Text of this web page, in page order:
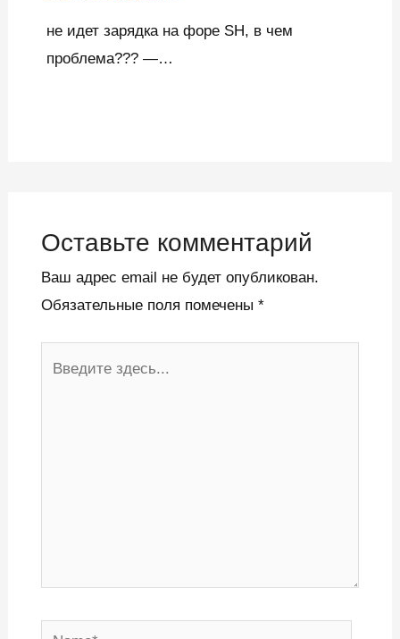
не идет зарядка на форе SH, в чем
проблема??? —…
Оставьте комментарий
Ваш адрес email не будет опубликован.
Обязательные поля помечены *
Name*